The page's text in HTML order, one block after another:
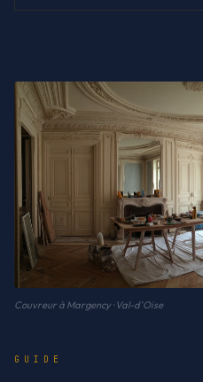
Couvreur à Margency · Val-d'Oise
GUIDE